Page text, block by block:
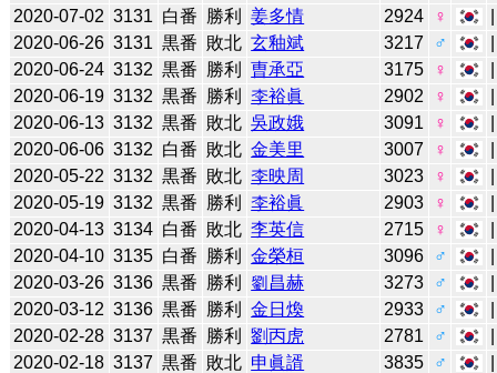
2020-07-02 3131 白番 勝利 姜多情 2924 ♀
2020-06-26 3131 黒番 敗北 玄釉斌 3217 ♂
2020-06-24 3132 黒番 勝利 曺承亞 3175 ♀
2020-06-19 3132 黒番 勝利 李裕眞 2902 ♀
2020-06-13 3132 黒番 敗北 吳政娥 3091 ♀
2020-06-06 3132 白番 敗北 金美里 3007 ♀
2020-05-22 3132 黒番 敗北 李映周 3023 ♀
2020-05-19 3132 黒番 勝利 李裕眞 2903 ♀
2020-04-13 3134 白番 敗北 李英信 2715 ♀
2020-04-10 3135 白番 勝利 金榮桓 3096 ♂
2020-03-26 3136 黒番 勝利 劉昌赫 3273 ♂
2020-03-12 3136 黒番 勝利 金日煥 2933 ♂
2020-02-28 3137 黒番 勝利 劉丙虎 2781 ♂
2020-02-18 3137 黒番 敗北 申眞諝 3835 ♂